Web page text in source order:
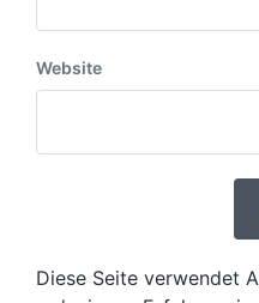
Website
Diese Seite verwendet